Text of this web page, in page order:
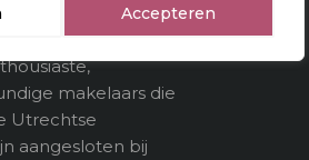
Accepteren
Makelaardij een
omstreken. Ons
makelaars die
Utrechtse
aangesloten bij